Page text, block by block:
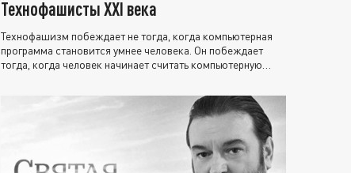
Технофашисты XXI века
Технофашизм побеждает не тогда, когда компьютерная
программа становится умнее человека. Он побеждает
тогда, когда человек начинает считать компьютерную